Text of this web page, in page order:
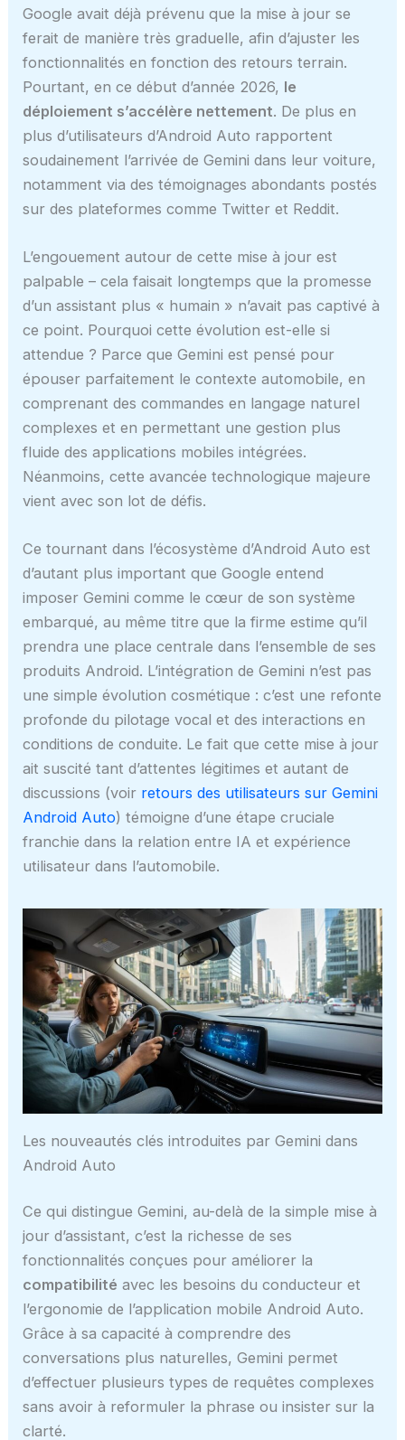
Google avait déjà prévenu que la mise à jour se
ferait de manière très graduelle, afin d’ajuster les
fonctionnalités en fonction des retours terrain.
Pourtant, en ce début d’année 2026, le
déploiement s’accélère nettement. De plus en
plus d’utilisateurs d’Android Auto rapportent
soudainement l’arrivée de Gemini dans leur voiture,
notamment via des témoignages abondants postés
sur des plateformes comme Twitter et Reddit.
L’engouement autour de cette mise à jour est
palpable – cela faisait longtemps que la promesse
d’un assistant plus « humain » n’avait pas captivé à
ce point. Pourquoi cette évolution est-elle si
attendue ? Parce que Gemini est pensé pour
épouser parfaitement le contexte automobile, en
comprenant des commandes en langage naturel
complexes et en permettant une gestion plus
fluide des applications mobiles intégrées.
Néanmoins, cette avancée technologique majeure
vient avec son lot de défis.
Ce tournant dans l’écosystème d’Android Auto est
d’autant plus important que Google entend
imposer Gemini comme le cœur de son système
embarqué, au même titre que la firme estime qu’il
prendra une place centrale dans l’ensemble de ses
produits Android. L’intégration de Gemini n’est pas
une simple évolution cosmétique : c’est une refonte
profonde du pilotage vocal et des interactions en
conditions de conduite. Le fait que cette mise à jour
ait suscité tant d’attentes légitimes et autant de
discussions (voir retours des utilisateurs sur Gemini
Android Auto) témoigne d’une étape cruciale
franchie dans la relation entre IA et expérience
utilisateur dans l’automobile.
Les nouveautés clés introduites par Gemini dans
Android Auto
Ce qui distingue Gemini, au-delà de la simple mise à
jour d’assistant, c’est la richesse de ses
fonctionnalités conçues pour améliorer la
compatibilité avec les besoins du conducteur et
l’ergonomie de l’application mobile Android Auto.
Grâce à sa capacité à comprendre des
conversations plus naturelles, Gemini permet
d’effectuer plusieurs types de requêtes complexes
sans avoir à reformuler la phrase ou insister sur la
clarté.